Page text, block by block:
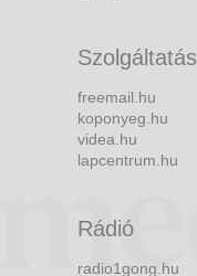
Szolgáltatás
freemail.hu
koponyeg.hu
videa.hu
lapcentrum.hu
Rádió
radio1gong.hu